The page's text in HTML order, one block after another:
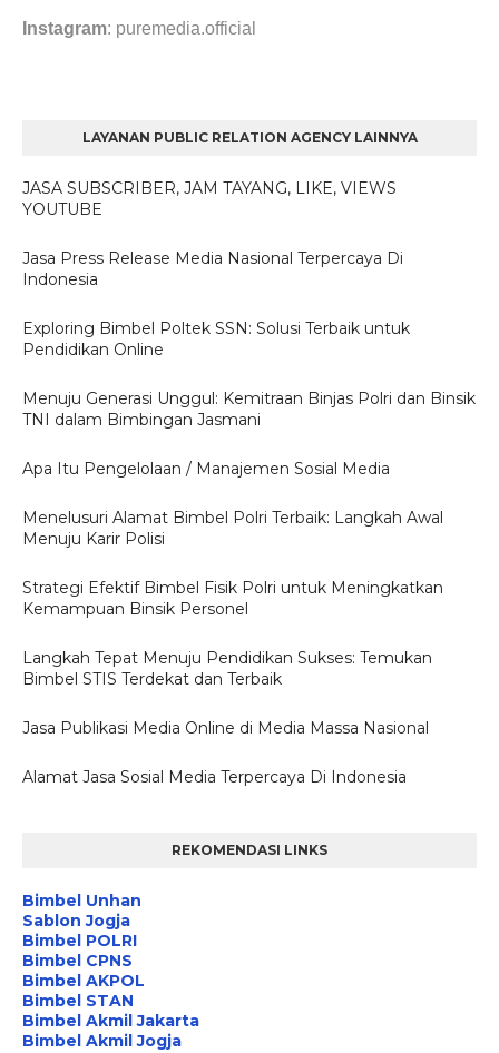
Instagram: puremedia.official
LAYANAN PUBLIC RELATION AGENCY LAINNYA
JASA SUBSCRIBER, JAM TAYANG, LIKE, VIEWS
YOUTUBE
Jasa Press Release Media Nasional Terpercaya Di
Indonesia
Exploring Bimbel Poltek SSN: Solusi Terbaik untuk
Pendidikan Online
Menuju Generasi Unggul: Kemitraan Binjas Polri dan Binsik
TNI dalam Bimbingan Jasmani
Apa Itu Pengelolaan / Manajemen Sosial Media
Menelusuri Alamat Bimbel Polri Terbaik: Langkah Awal
Menuju Karir Polisi
Strategi Efektif Bimbel Fisik Polri untuk Meningkatkan
Kemampuan Binsik Personel
Langkah Tepat Menuju Pendidikan Sukses: Temukan
Bimbel STIS Terdekat dan Terbaik
Jasa Publikasi Media Online di Media Massa Nasional
Alamat Jasa Sosial Media Terpercaya Di Indonesia
REKOMENDASI LINKS
Bimbel Unhan
Sablon Jogja
Bimbel POLRI
Bimbel CPNS
Bimbel AKPOL
Bimbel STAN
Bimbel Akmil Jakarta
Bimbel Akmil Jogja